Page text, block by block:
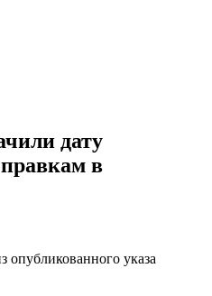
дату
в
опубликованного указа